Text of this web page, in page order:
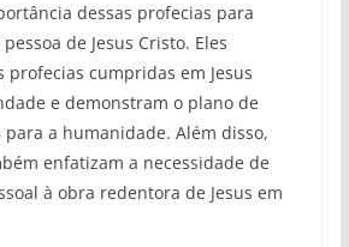
dessas profecias para
de Jesus Cristo. Eles
profecias cumpridas em Jesus
e demonstram o plano de
para a humanidade. Além disso,
enfatizam a necessidade de
à obra redentora de Jesus em